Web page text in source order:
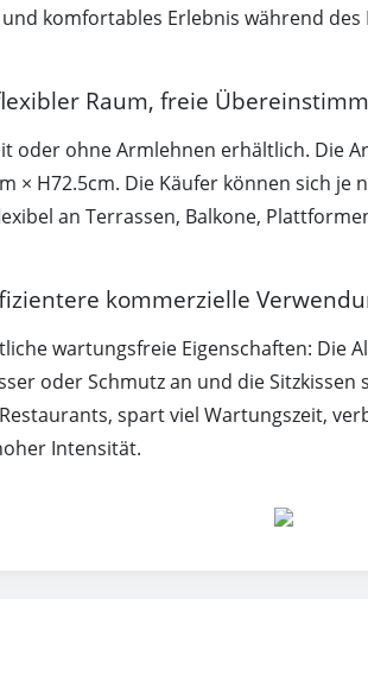
komfortables Erlebnis während des
Raum, freie
oder ohne Armlehnen erhältlich. Die
× H72.5cm. Die Käufer können sich
an Terrassen, Balkone,
kommerzielle
wartungsfreie Eigenschaften:
oder Schmutz an und die
spart viel Wartungszeit,
Intensität.